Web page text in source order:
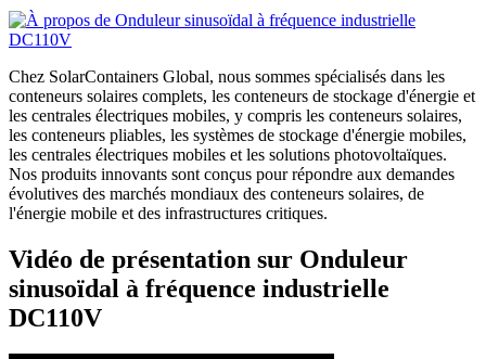
Chez SolarContainers Global, nous sommes spécialisés dans les
conteneurs solaires complets, les conteneurs de stockage d'énergie et
les centrales électriques mobiles, y compris les conteneurs solaires,
les conteneurs pliables, les systèmes de stockage d'énergie mobiles,
les centrales électriques mobiles et les solutions photovoltaïques.
Nos produits innovants sont conçus pour répondre aux demandes
évolutives des marchés mondiaux des conteneurs solaires, de
l'énergie mobile et des infrastructures critiques.
Vidéo de présentation sur Onduleur
sinusoïdal à fréquence industrielle
DC110V